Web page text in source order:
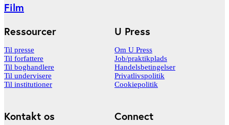
Film
U Press
Om U Press
Job/praktikplads
Handelsbetingelser
Privatlivspolitik
Cookiepolitik
Ressourcer
Til presse
Til forfattere
Til boghandlere
Til undervisere
Til institutioner
Connect
Kontakt os